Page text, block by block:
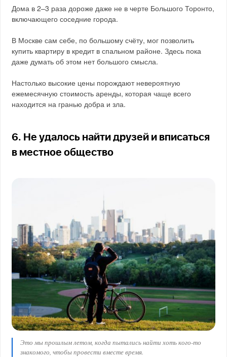
Дома в 2–3 раза дороже даже не в черте Большого Торонто,
включающего соседние города.
В Москве сам себе, по большому счёту, мог позволить
купить квартиру в кредит в спальном районе. Здесь пока
даже думать об этом нет большого смысла.
Настолько высокие цены порождают невероятную
ежемесячную стоимость аренды, которая чаще всего
находится на гранью добра и зла.
6. Не удалось найти друзей и вписаться
в местное общество
Это мы прошлым летом, когда пытались найти хоть кого-то
знакомого, чтобы провести вместе время.